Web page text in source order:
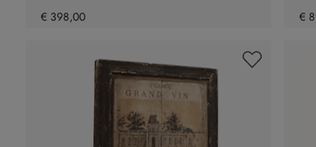
€ 398,00 €